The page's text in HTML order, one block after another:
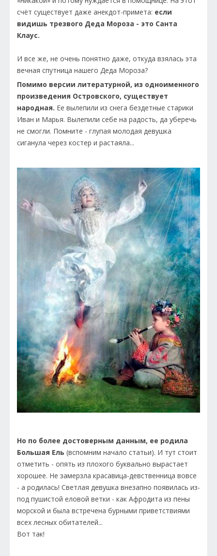
счёт существует даже анекдот-примета: если
видишь трезвого Деда Мороза - это Санта
Клаус.
И все же, не очень понятно даже, откуда взялась эта
вечная спутница нашего Деда Мороза?
Помимо версии литературной, из одноименного
произведения Островского, существует
народная. Ее вылепили из снега бездетные старики
Иван и Марья. Вылепили себе на радость, да уберечь
не смогли. Помните - глупая молодая девушка
сиганула через костер и растаяла...
Но по более достоверным данным, ее родила
Большая Ель (вспомним начало статьи). И тут стоит
отметить - опять из плохого буквально вырастает
хорошее. Не замерзла красавица-девственница вовсе
- а родилась! Светлая девушка внезапно появилась из-
под пушистой еловой ветки - как Афродита из пены
морской и была встречена бурными приветствиями
всех лесных обитателей...
Вот так!